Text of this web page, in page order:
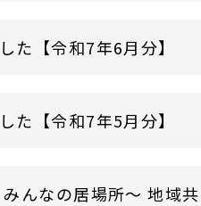
た【令和7年6月分】
た【令和7年5月分】
んなの居場所～ 地域共